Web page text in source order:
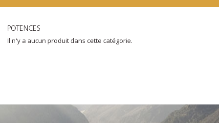
POTENCES
Il n'y a aucun produit dans cette catégorie.